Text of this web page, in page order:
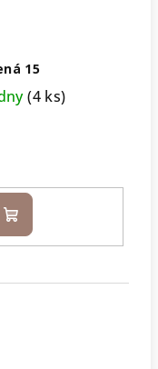
15
(4 ks)
Do
košíku